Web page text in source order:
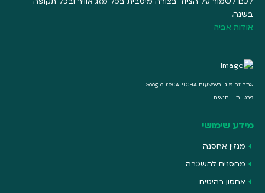
בשנה.
אודות אביה
אתר זה מוגן באמצעות Google reCAPTCHA
פרטיות – תנאים
מידע שימושי
מגזין אחסנה
מחסנים להשכרה
אחסון רהיטים